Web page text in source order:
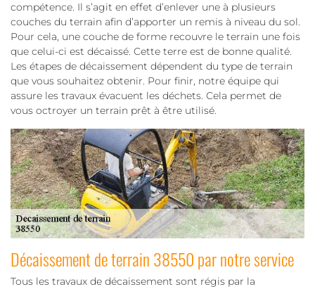
compétence. Il s’agit en effet d’enlever une à plusieurs
couches du terrain afin d’apporter un remis à niveau du sol.
Pour cela, une couche de forme recouvre le terrain une fois
que celui-ci est décaissé. Cette terre est de bonne qualité.
Les étapes de décaissement dépendent du type de terrain
que vous souhaitez obtenir. Pour finir, notre équipe qui
assure les travaux évacuent les déchets. Cela permet de
vous octroyer un terrain prêt à être utilisé.
Décaissement de terrain 38550 par notre service
Tous les travaux de décaissement sont régis par la